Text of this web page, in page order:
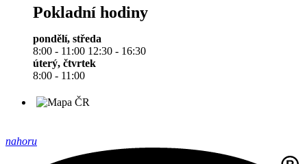
Pokladní hodiny
pondělí, středa
8:00 - 11:00 12:30 - 16:30
úterý, čtvrtek
8:00 - 11:00
nahoru